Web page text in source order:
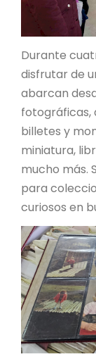
Durante
disfrutar de
abarcan
fotográficas,
billetes y
miniatura,
mucho más.
para
curiosos en